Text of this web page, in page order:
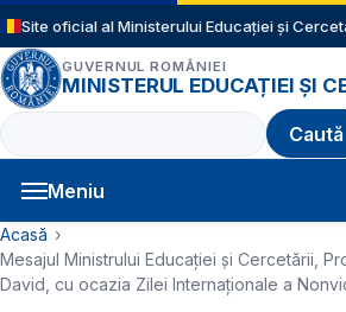
Sari la conținutul principal
Site oficial al Ministerului Educației și
GUVERNUL ROMÂNIEI
MINISTERUL EDUCAȚIEI ȘI
Caută
Meniu
Navigație principală
Cale de navigare
Acasă
Mesajul Ministrului Educației și Cercetării,
David, cu ocazia Zilei Internaționale a